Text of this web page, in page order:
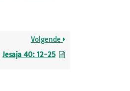
Volgende
Jesaja 40: 12-25